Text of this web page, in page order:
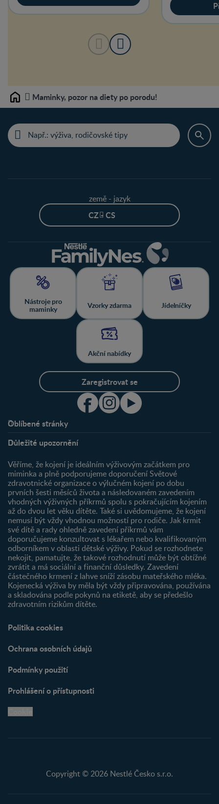
Home Maminky, pozor na diety po porodu!
země - jazyk
CZ - CS
Nástroje pro
maminky
Vzorky zdarma Jídelníčky
Akční nabídky
Zaregistrovat se
Oblíbené stránky
O nás
Můj účet
Registrace
Newsletter
Přihlášení
Produkty
Najít produkt
Důležité upozornění
Věříme, že kojení je ideálním výživovým začátkem pro
miminka a plně podporujeme doporučení Světové
zdravotnické organizace o výlučném kojení po dobu
prvních šesti měsíců života a následovaném zavedením
vhodných výživných příkrmů spolu s pokračujícím kojením
až do dvou let věku dítěte. Také si uvědomujeme, že kojení
nemusí být vždy vhodnou možností pro rodiče. Jak krmit
své dítě a rady ohledně zavedení příkrmů vám
doporučujeme konzultovat s lékařem nebo kvalifikovaným
odborníkem v oblasti dětské výživy. Pokud se rozhodnete
nekojit, pamatujte, že takové rozhodnutí může být obtížné
zvrátit a má sociální a finanční důsledky. Zavedení
částečného krmení z lahve sníží zásobu mateřského mléka.
Kojenecká výživa by měla být vždy připravována, používána
a skladována podle pokynů na etiketě, aby se předešlo
zdravotním rizikům dítěte.
Politika cookies
Ochrana osobních údajů
Podmínky použití
Prohlášení o přístupnosti
Copyright © 2026 Nestlé Česko s.r.o.